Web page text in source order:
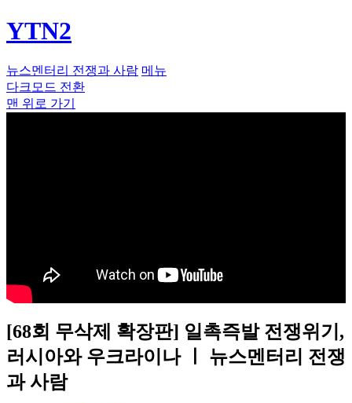
YTN2
뉴스멘터리 전쟁과 사람 메뉴
다크모드 전환
맨 위로 가기
[68회 무삭제 확장판] 일촉즉발 전쟁위기,
러시아와 우크라이나 ㅣ 뉴스멘터리 전쟁
과 사람